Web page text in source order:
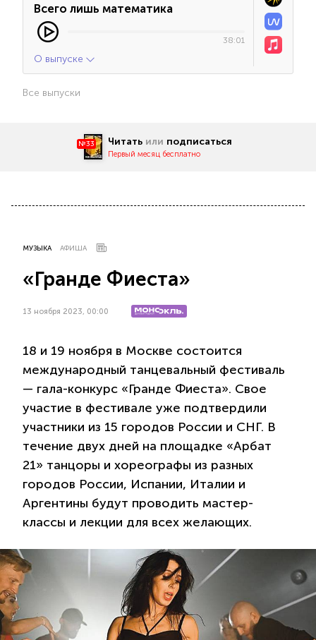
Всего лишь математика
38:01
О выпуске
Все выпуски
№33 Читать или подписаться
Первый месяц бесплатно
МУЗЫКА АФИША
«Гранде Фиеста»
13 ноября 2023, 00:00
18 и 19 ноября в Москве состоится
международный танцевальный фестиваль
— гала-конкурс «Гранде Фиеста». Свое
участие в фестивале уже подтвердили
участники из 15 городов России и СНГ. В
течение двух дней на площадке «Арбат
21» танцоры и хореографы из разных
городов России, Испании, Италии и
Аргентины будут проводить мастер-
классы и лекции для всех желающих.